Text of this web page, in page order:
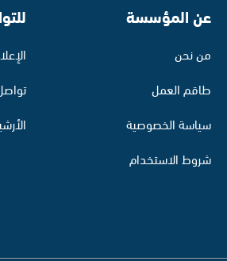
عن المؤسسة
من نحن
طاقم العمل
سياسة الخصوصية
شروط الاستخدام